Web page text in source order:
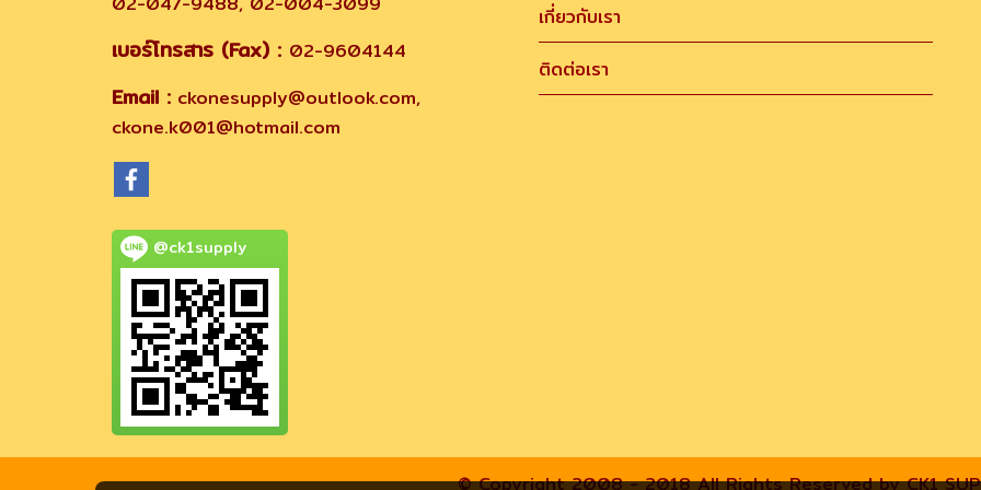
เบอร์โทรสาร (Fax) : 02-9604144
Email : ckonesupply@outlook.com,
ckone.k001@hotmail.com
@ck1supply
เกี่ยวกับเรา
ติดต่อเรา
© Copyright 2008 - 2018 All Rights Reserved by CK1